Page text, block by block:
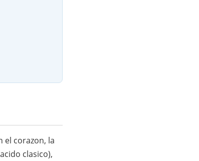
el corazon, la
clasico),